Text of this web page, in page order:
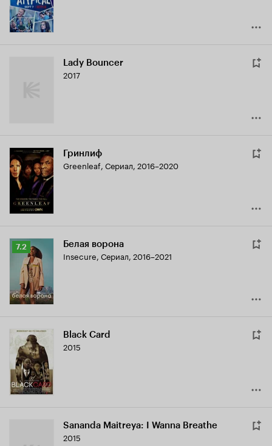
Lady Bouncer
2017
Гринлиф
Greenleaf, Сериал, 2016–2020
Рейтинг
Кинопоиска
7.2
7.2 Белая ворона
Insecure, Сериал, 2016–2021
Black Card
2015
Sananda Maitreya: I Wanna Breathe
2015